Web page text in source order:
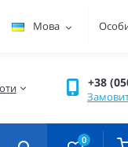
Мова
+38
0